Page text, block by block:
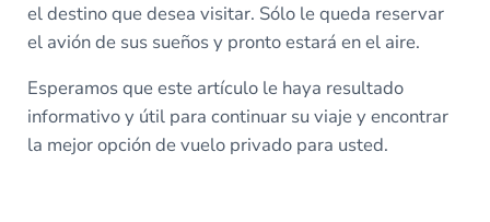
el destino que desea visitar. Sólo le queda reservar
el avión de sus sueños y pronto estará en el aire.
Esperamos que este artículo le haya resultado
informativo y útil para continuar su viaje y encontrar
la mejor opción de vuelo privado para usted.